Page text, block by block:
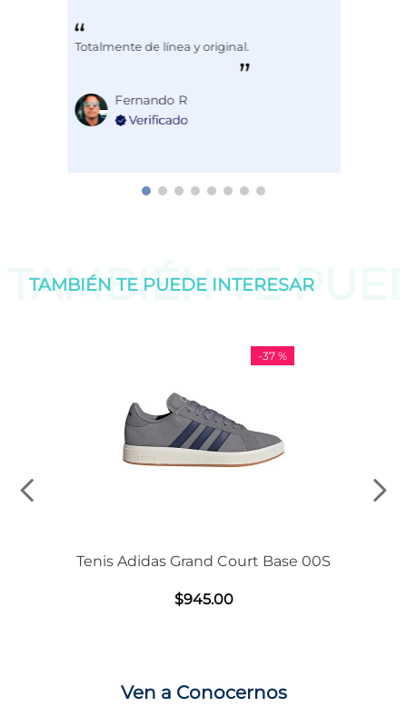
Totalmente de línea y original.
Fernando R
TAMBIÉN TE
TAMBIÉN TE PUEDE INTERESAR
-37 %
Tenis Adidas Grand Court Base 00S
$945.00
Ven a Conocernos